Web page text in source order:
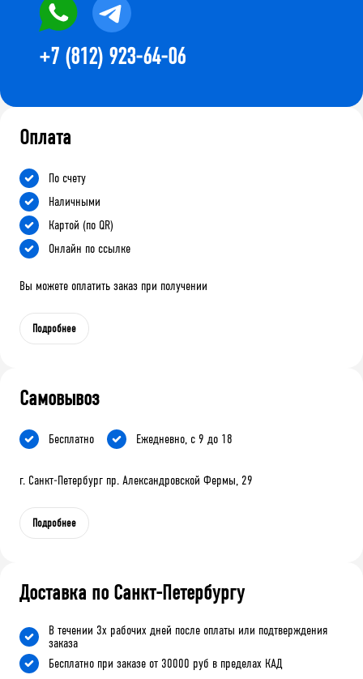
+7 (812) 923-64-06
Оплата
По счету
Наличными
Картой (по QR)
Онлайн по ссылке
Вы можете оплатить заказ при получении
Подробнее
Самовывоз
Бесплатно Ежедневно, с 9 до 18
г. Санкт-Петербург пр. Александровской Фермы, 29
Подробнее
Доставка по Санкт-Петербургу
В течении 3х рабочих дней после оплаты или подтверждения
заказа
Бесплатно при заказе от 30000 руб в пределах КАД